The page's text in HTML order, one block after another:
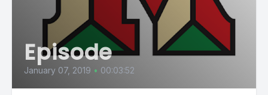
Episode
January 07, 2019 • 00:03:52